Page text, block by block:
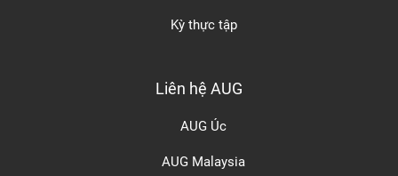
Kỳ thực tập
Liên hệ AUG
AUG Úc
AUG Malaysia